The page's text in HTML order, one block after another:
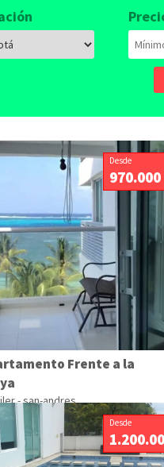
Desde
970.000
Frente a la
- san-andres
Desde